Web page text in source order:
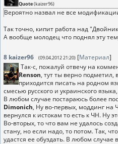
Quote(kaizer96)
Вероятно назвал не все
Так точно, кипит работа над
А вообще молодец что поднял эту
8 kaizer96 (09.04.2012 21:20) [Материал]
Так-с, пожалуй отвечу на
Renson, тут ты верно подметил,
приходится писать на родном
смесью русского и украинского
В любом случае постараюсь более
Dimonich, Ну во-первых, моддинг
вернулся к истокам то есть к ЧН. Ну
Во-вторых, то что вам не удалось
стану, но если надо, то потом. Так,
удастся ее обуздать. В любом случае